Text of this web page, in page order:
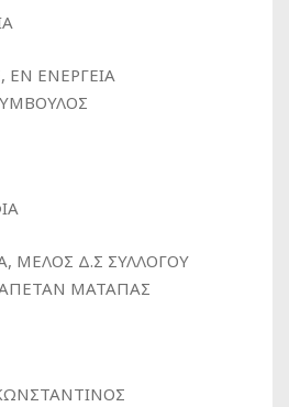
ΕΝ ΕΝΕΡΓΕΙΑ
ΜΕΛΟΣ Δ.Σ ΣΥΛΛΟΓΟΥ
ΜΑΤΑΠΑΣ